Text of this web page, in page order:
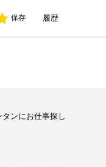
保存 履歴
ンにお仕事探し